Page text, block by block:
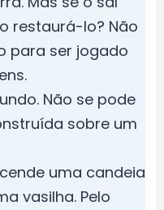
restaurá-lo? Não
para ser jogado
Não se pode
sobre um
uma candeia
vasilha. Pelo